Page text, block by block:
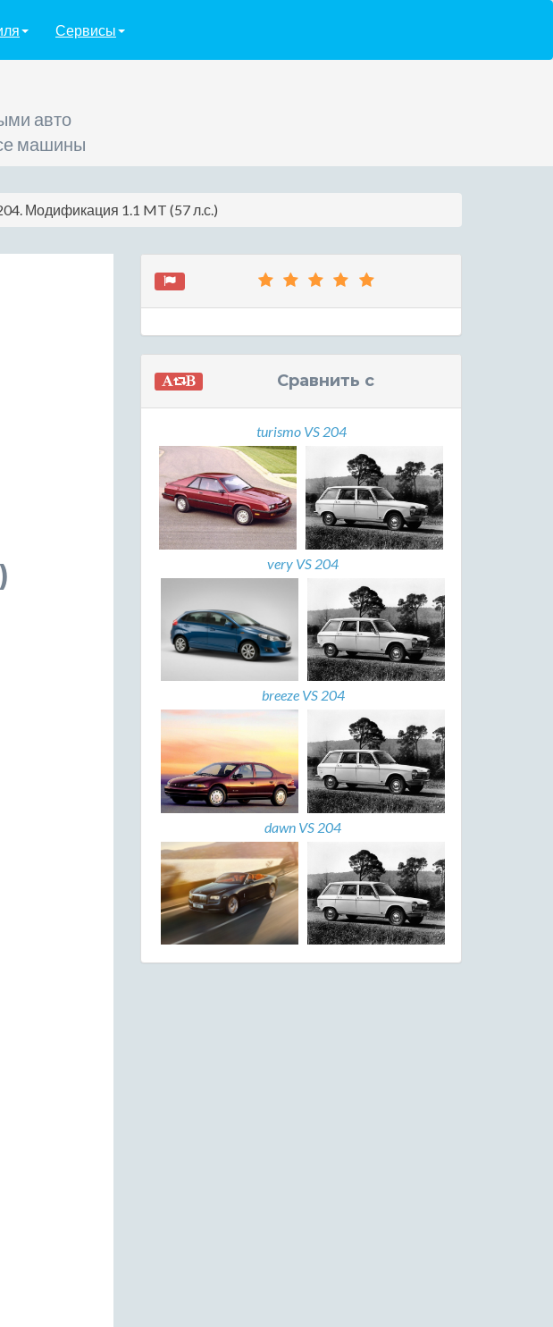
Сервисы
авто
машины
Модификация 1.1 MT (57 л.с.)
Сравнить с
turismo VS 204
very VS 204
breeze VS 204
dawn VS 204